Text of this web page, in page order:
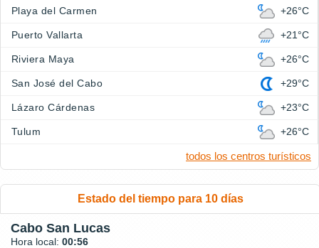
Playa del Carmen +26°C
Puerto Vallarta +21°C
Riviera Maya +26°C
San José del Cabo +29°C
Lázaro Cárdenas +23°C
Tulum +26°C
todos los centros turísticos
Estado del tiempo para 10 días
Cabo San Lucas
Hora local: 00:56